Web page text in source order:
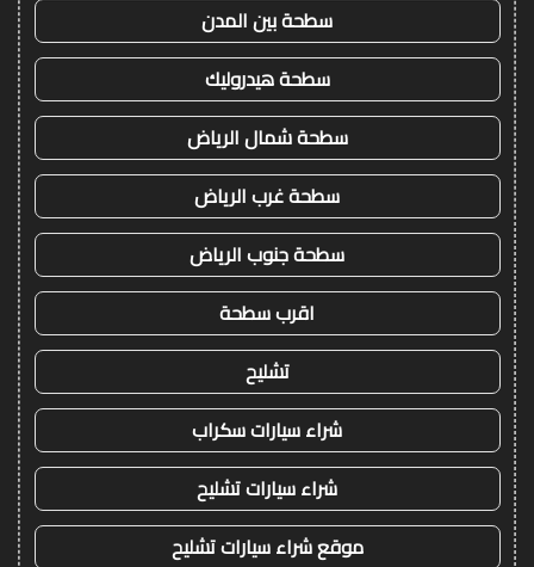
سطحة بين المدن
سطحة هيدروليك
سطحة شمال الرياض
سطحة غرب الرياض
سطحة جنوب الرياض
اقرب سطحة
تشليح
شراء سيارات سكراب
شراء سيارات تشليح
موقع شراء سيارات تشليح